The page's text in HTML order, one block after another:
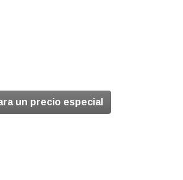
un precio especial